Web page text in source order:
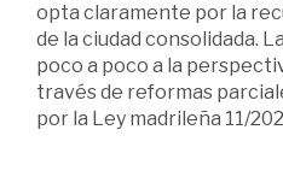
opta claramente por la
de la ciudad consolidada.
poco a poco a la
través de reformas
por la Ley madrileña 11/